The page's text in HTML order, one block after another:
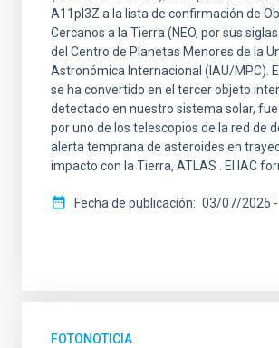
A11pl3Z a la lista de confirmación de
Cercanos a la Tierra (NEO, por sus
del Centro de Planetas Menores de la
Astronómica Internacional (IAU/MPC).
se ha convertido en el tercer objeto
detectado en nuestro sistema solar,
por uno de los telescopios de la red de
alerta temprana de asteroides en
impacto con la Tierra, ATLAS . El IAC
Fecha de publicación 03/07/2025 -
FOTONOTICIA